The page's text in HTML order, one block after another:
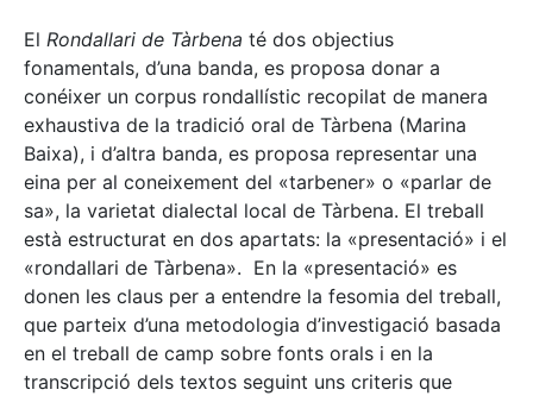
El Rondallari de Tàrbena té dos objectius
fonamentals, d’una banda, es proposa donar a
conéixer un corpus rondallístic recopilat de manera
exhaustiva de la tradició oral de Tàrbena (Marina
Baixa), i d’altra banda, es proposa representar una
eina per al coneixement del «tarbener» o «parlar de
sa», la varietat dialectal local de Tàrbena. El treball
està estructurat en dos apartats: la «presentació» i el
«rondallari de Tàrbena». En la «presentació» es
donen les claus per a entendre la fesomia del treball,
que parteix d’una metodologia d’investigació basada
en el treball de camp sobre fonts orals i en la
transcripció dels textos seguint uns criteris que